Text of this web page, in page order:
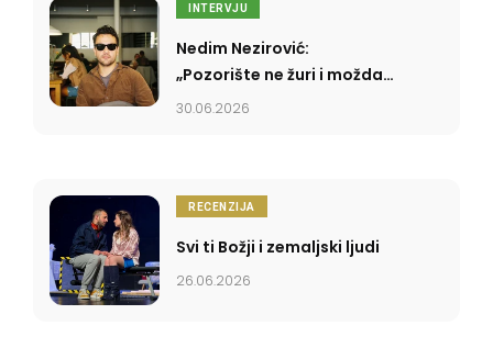
INTERVJU
Nedim Nezirović:
„Pozorište ne žuri i možda
se upravo u tome krije
30.06.2026
RECENZIJA
Svi ti Božji i zemaljski ljudi
26.06.2026